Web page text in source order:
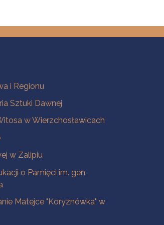
i Regionu
Sztuki Dawnej
w Wierzchosławicach
w Zalipiu
o Pamięci im. gen.
Matejce "Koryznówka" w